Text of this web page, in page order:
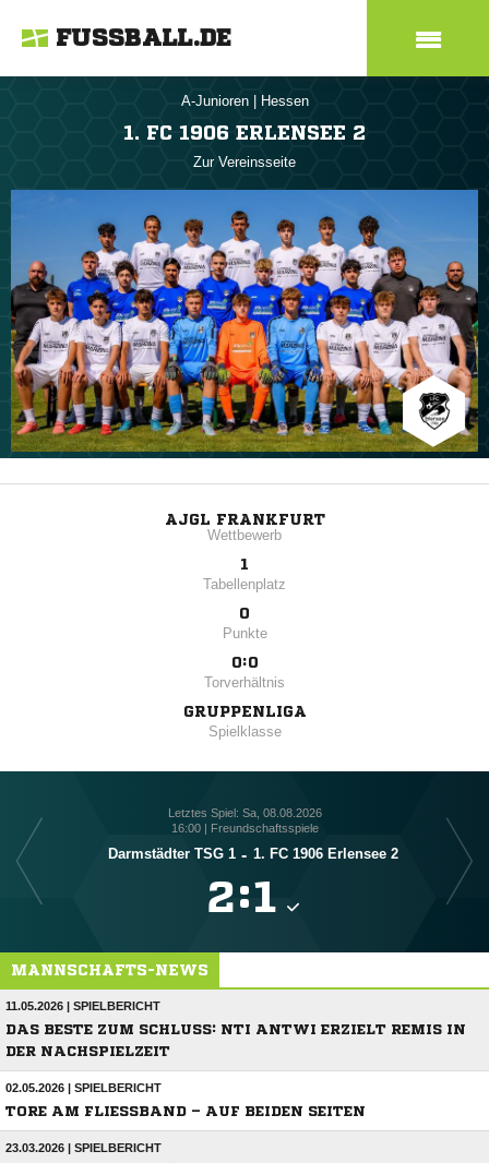
FUSSBALL.DE
A-Junioren Hessen
1. FC 1906 ERLENSEE 2
Zur Vereinsseite
AJGL FRANKFURT
Wettbewerb
1
Tabellenplatz
0
Punkte
0:0
Torverhältnis
GRUPPENLIGA
Spielklasse
Letztes Spiel: Sa, 08.08.2026
16:00 | Freundschaftsspiele
Darmstädter TSG 1 - 1. FC 1906 Erlensee 2
:
MANNSCHAFTS-NEWS
11.05.2026 | SPIELBERICHT
DAS BESTE ZUM SCHLUSS: NTI ANTWI ERZIELT REMIS IN
DER NACHSPIELZEIT
02.05.2026 | SPIELBERICHT
TORE AM FLIESSBAND – AUF BEIDEN SEITEN
23.03.2026 | SPIELBERICHT